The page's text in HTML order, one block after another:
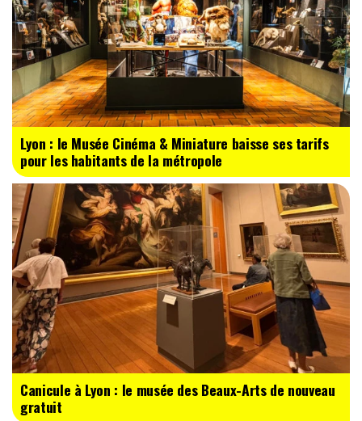
Lyon : le Musée Cinéma & Miniature baisse ses tarifs
pour les habitants de la métropole
Canicule à Lyon : le musée des Beaux-Arts de nouveau
gratuit